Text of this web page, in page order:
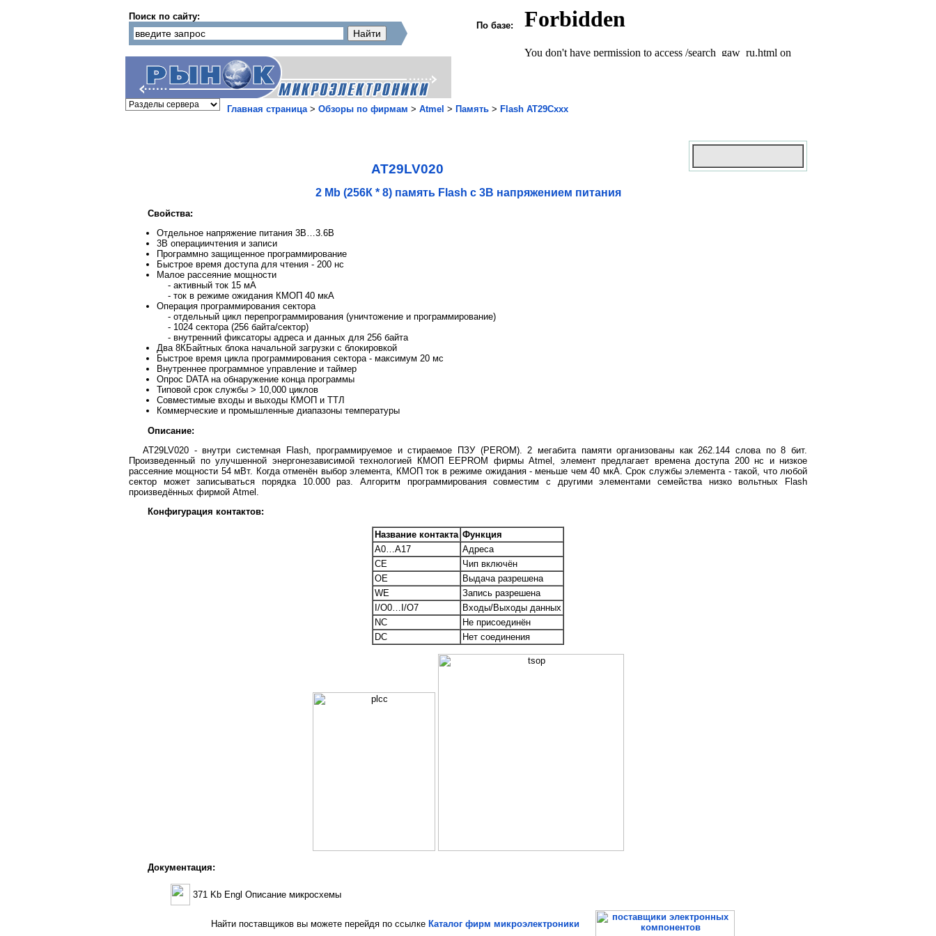
Поиск по сайту:
По базе:
Главная страница> Обзоры по фирмам > Atmel > Память > Flash AT29Cxxx
AT29LV020
2 Mb (256К * 8) память Flash с 3В напряжением питания
Свойства:
Отдельное напряжение питания 3В…3.6В
3В операциичтения и записи
Программно защищенное программирование
Быстрое время доступа для чтения - 200 нс
Малое рассеяние мощности
- активный ток 15 мА
- ток в режиме ожидания КМОП 40 мкА
Операция программирования сектора
- отдельный цикл перепрограммирования (уничтожение и программирование)
- 1024 сектора (256 байта/сектор)
- внутренний фиксаторы адреса и данных для 256 байта
Два 8КБайтных блока начальной загрузки с блокировкой
Быстрое время цикла программирования сектора - максимум 20 мс
Внутреннее программное управление и таймер
Опрос DATA на обнаружение конца программы
Типовой срок службы > 10,000 циклов
Совместимые входы и выходы КМОП и ТТЛ
Коммерческие и промышленные диапазоны температуры
Описание:
AT29LV020 - внутри системная Flash, программируемое и стираемое ПЗУ (PEROM). 2 мегабита памяти организованы как 262.144 слова по 8 бит.
Произведенный по улучшенной энергонезависимой технологией КМОП EEPROM фирмы Atmel, элемент предлагает времена доступа 200 нс и низкое
рассеяние мощности 54 мВт. Когда отменён выбор элемента, КМОП ток в режиме ожидания - меньше чем 40 мкА. Срок службы элемента - такой, что любой
сектор может записываться порядка 10.000 раз. Алгоритм программирования совместим с другими элементами семейства низко вольтных Flash
произведённых фирмой Atmel.
Конфигурация контактов:
Название контакта Функция
A0…A17
Адреса
CE
Чип включён
OE
Выдача разрешена
WE
Запись разрешена
I/O0…I/O7
Входы/Выходы данных
NC
Не присоединён
DC
Нет соединения
Документация:
371 Kb Engl Описание микросхемы
Найти поставщиков вы можете перейдя по ссылке Каталог фирм микроэлектроники